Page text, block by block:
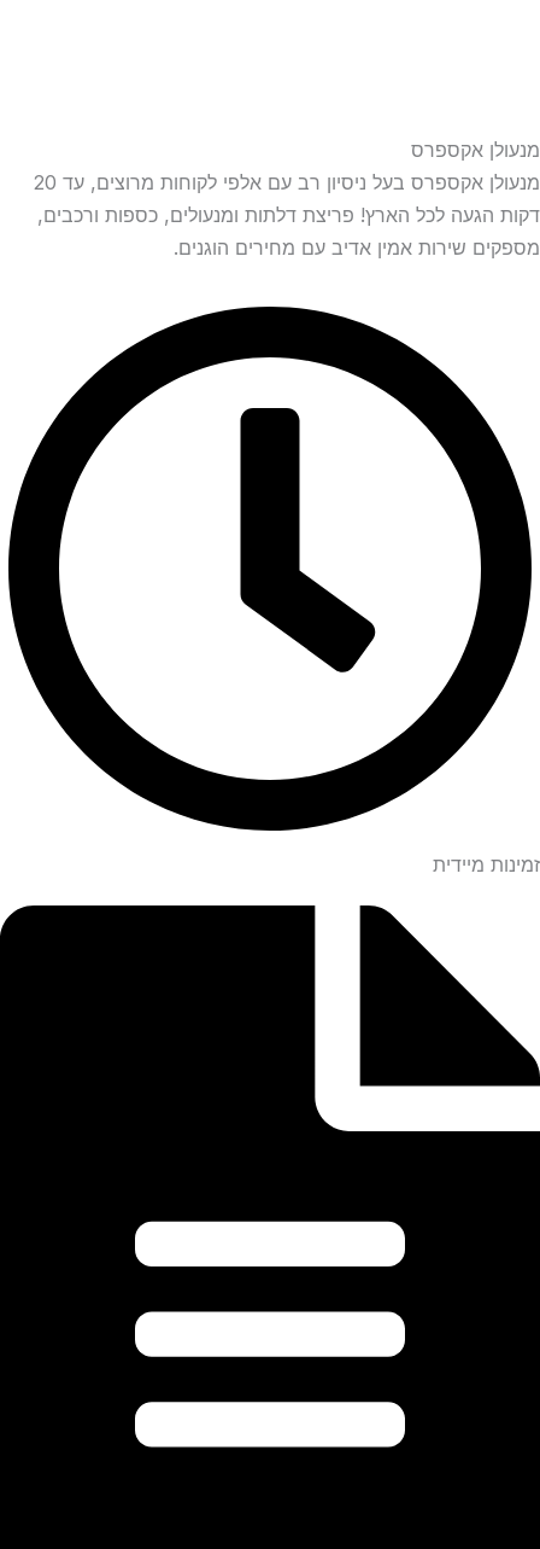
מנעולן אקספרס
מנעולן אקספרס בעל ניסיון רב עם אלפי לקוחות מרוצים, עד 20
דקות הגעה לכל הארץ! פריצת דלתות ומנעולים, כספות ורכבים,
מספקים שירות אמין אדיב עם מחירים הוגנים.
זמינות מיידית